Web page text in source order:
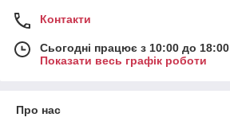
Контакти
Сьогодні працює з 10:00 до 18:00
Показати весь графік роботи
Про нас